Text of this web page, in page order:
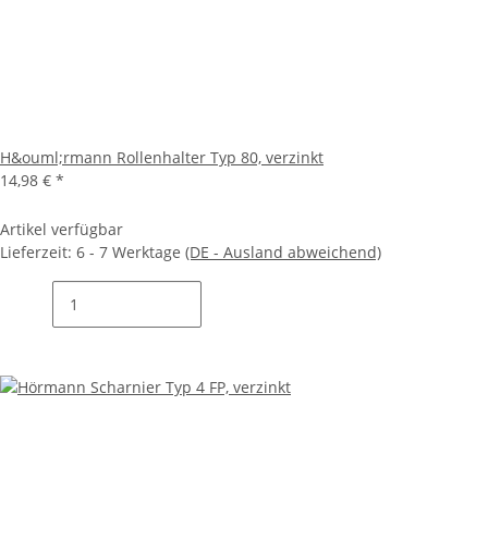
H&ouml;rmann Rollenhalter Typ 80, verzinkt
14,98 € *
Artikel verfügbar
Lieferzeit: 6 - 7 Werktage (DE - Ausland abweichend)